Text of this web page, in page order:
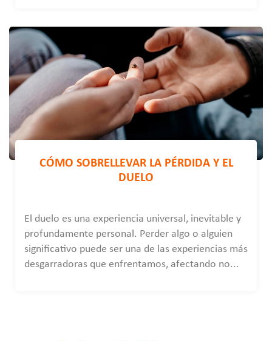
CÓMO SOBRELLEVAR LA PÉRDIDA Y EL
DUELO
El duelo es una experiencia universal, inevitable y
profundamente personal. Perder algo o alguien
significativo puede ser una de las experiencias más
desgarradoras que enfrentamos, afectando no...